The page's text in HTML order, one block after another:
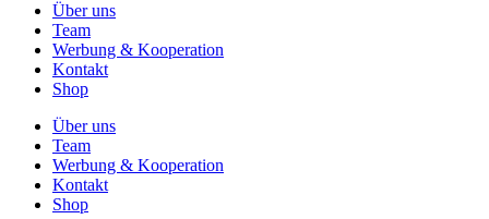
Über uns
Team
Werbung & Kooperation
Kontakt
Shop
Über uns
Team
Werbung & Kooperation
Kontakt
Shop